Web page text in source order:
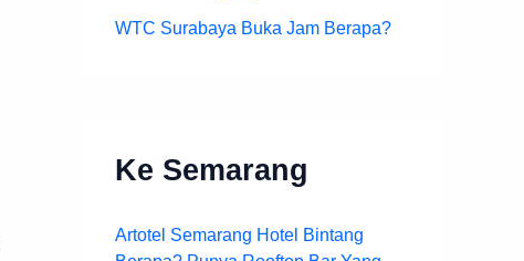
WTC Surabaya Buka Jam Berapa?
Ke Semarang
Artotel Semarang Hotel Bintang